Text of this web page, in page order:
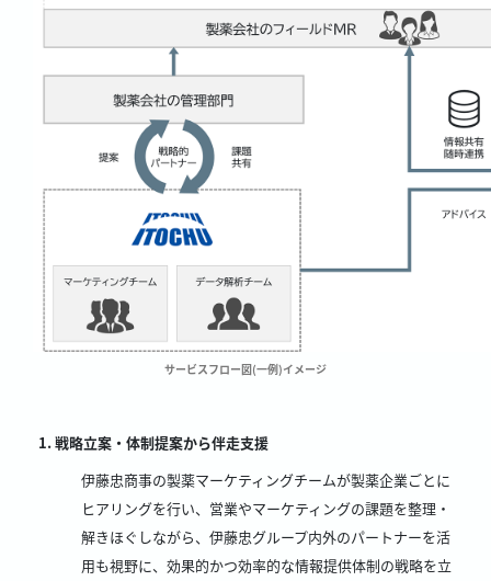
サービスフロー図(一例)イメージ
戦略立案・体制提案から伴走支援
伊藤忠商事の製薬マーケティングチームが製薬企業ごとに
ヒアリングを行い、営業やマーケティングの課題を整理・
解きほぐしながら、伊藤忠グループ内外のパートナーを活
用も視野に、効果的かつ効率的な情報提供体制の戦略を立